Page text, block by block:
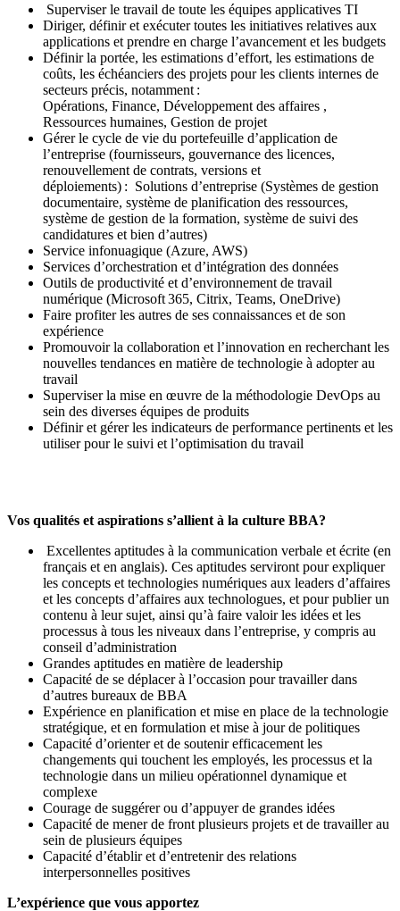
Superviser le travail de toute les équipes applicatives TI
Diriger, définir et exécuter toutes les initiatives relatives aux
applications et prendre en charge l’avancement et les budgets
Définir la portée, les estimations d’effort, les estimations de
coûts, les échéanciers des projets pour les clients internes de
secteurs précis, notamment :
Opérations, Finance, Développement des affaires ,
Ressources humaines, Gestion de projet
Gérer le cycle de vie du portefeuille d’application de
l’entreprise (fournisseurs, gouvernance des licences,
renouvellement de contrats, versions et
déploiements) : Solutions d’entreprise (Systèmes de gestion
documentaire, système de planification des ressources,
système de gestion de la formation, système de suivi des
candidatures et bien d’autres)
Service infonuagique (Azure, AWS)
Services d’orchestration et d’intégration des données
Outils de productivité et d’environnement de travail
numérique (Microsoft 365, Citrix, Teams, OneDrive)
Faire profiter les autres de ses connaissances et de son
expérience
Promouvoir la collaboration et l’innovation en recherchant les
nouvelles tendances en matière de technologie à adopter au
travail
Superviser la mise en œuvre de la méthodologie DevOps au
sein des diverses équipes de produits
Définir et gérer les indicateurs de performance pertinents et les
utiliser pour le suivi et l’optimisation du travail
Vos qualités et aspirations s’allient à la culture BBA?
Excellentes aptitudes à la communication verbale et écrite (en
français et en anglais). Ces aptitudes serviront pour expliquer
les concepts et technologies numériques aux leaders d’affaires
et les concepts d’affaires aux technologues, et pour publier un
contenu à leur sujet, ainsi qu’à faire valoir les idées et les
processus à tous les niveaux dans l’entreprise, y compris au
conseil d’administration
Grandes aptitudes en matière de leadership
Capacité de se déplacer à l’occasion pour travailler dans
d’autres bureaux de BBA
Expérience en planification et mise en place de la technologie
stratégique, et en formulation et mise à jour de politiques
Capacité d’orienter et de soutenir efficacement les
changements qui touchent les employés, les processus et la
technologie dans un milieu opérationnel dynamique et
complexe
Courage de suggérer ou d’appuyer de grandes idées
Capacité de mener de front plusieurs projets et de travailler au
sein de plusieurs équipes
Capacité d’établir et d’entretenir des relations
interpersonnelles positives
L’expérience que vous apportez